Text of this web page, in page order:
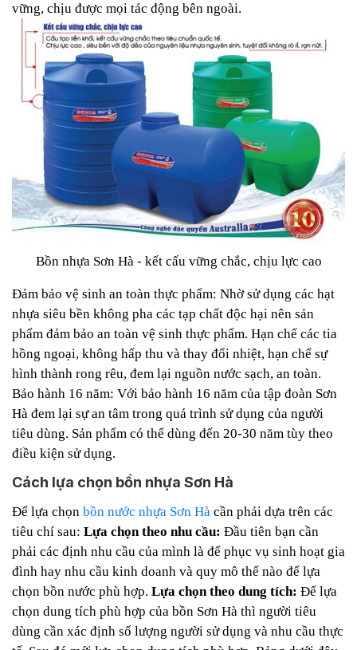
vững, chịu được mọi tác động bên ngoài.
Bồn nhựa Sơn Hà - kết cấu vững chắc, chịu lực cao
Đảm bảo vệ sinh an toàn thực phẩm: Nhờ sử dụng các hạt
nhựa siêu bền không pha các tạp chất độc hại nên sản
phẩm đảm bảo an toàn vệ sinh thực phẩm. Hạn chế các tia
hồng ngoại, không hấp thu và thay đổi nhiệt, hạn chế sự
hình thành rong rêu, đem lại nguồn nước sạch, an toàn.
Bảo hành 16 năm: Với bảo hành 16 năm của tập đoàn Sơn
Hà đem lại sự an tâm trong quá trình sử dụng của người
tiêu dùng. Sản phẩm có thể dùng đến 20-30 năm tùy theo
điều kiện sử dụng.
Cách lựa chọn bồn nhựa Sơn Hà
Để lựa chọn bồn nước nhựa Sơn Hà cần phải dựa trên các
tiêu chí sau: Lựa chọn theo nhu cầu: Đầu tiên bạn cần
phải các định nhu cầu của mình là để phục vụ sinh hoạt gia
đình hay nhu cầu kinh doanh và quy mô thế nào để lựa
chọn bồn nước phù hợp. Lựa chọn theo dung tích: Để lựa
chọn dung tích phù hợp của bồn Sơn Hà thì người tiêu
dùng cần xác định số lượng người sử dụng và nhu cầu thực